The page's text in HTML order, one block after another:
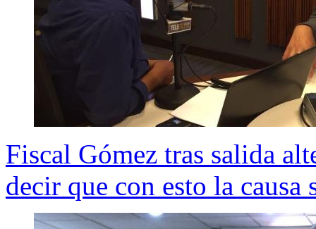
Fiscal Gómez tras salida
decir que con esto la causa